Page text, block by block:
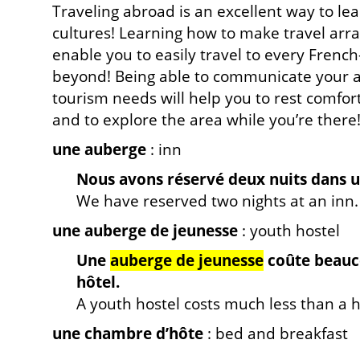
Traveling abroad is an excellent way to
cultures! Learning how to make travel
enable you to easily travel to every
beyond! Being able to communicate your
tourism needs will help you to rest
and to explore the area while you’re there!
une auberge : inn
Nous avons réservé deux nuits dans
We have reserved two nights at an inn.
une auberge de jeunesse : youth hostel
Uneauberge de jeunessecoûte
hôtel.
A youth hostel costs much less than a
une chambre d’hôte : bed and breakfast